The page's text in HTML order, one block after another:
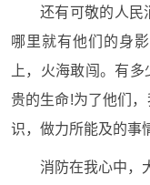
还有可敬的人民
哪里就有他们的身
上，火海敢闯。有
贵的生命!为了他们
识，做力所能及的事
消防在我心中，